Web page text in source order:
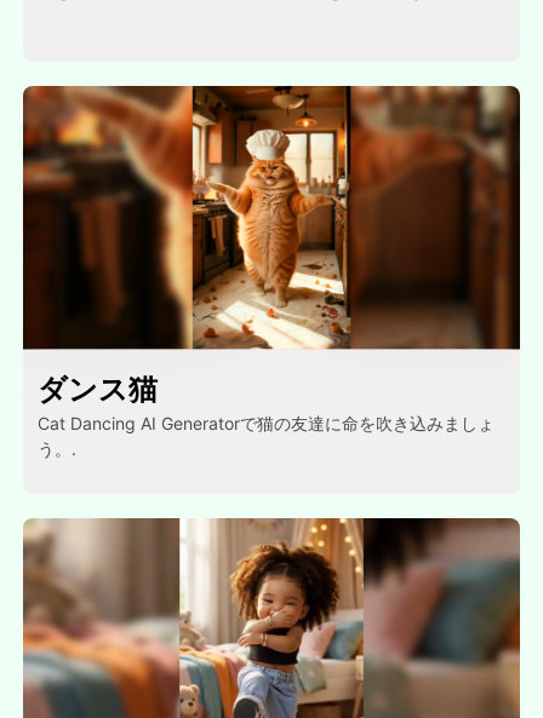
ダンス猫
Cat Dancing AI Generatorで猫の友達に命を吹き込みましょ
う。.